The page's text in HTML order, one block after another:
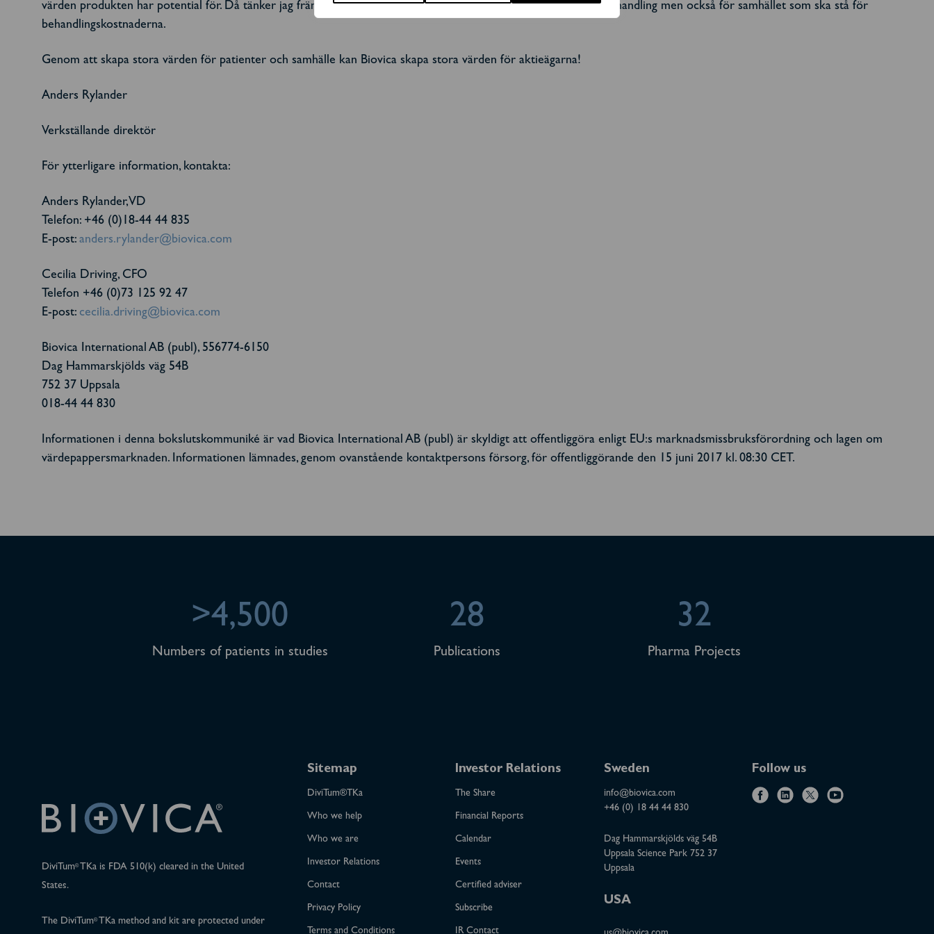
värden produkten har potential för. Då tänker jag främst på patienterna som kan få bästa möjliga effekt av sin behandling men också för samhället som ska stå för
behandlingskostnaderna.
Genom att skapa stora värden för patienter och samhälle kan Biovica skapa stora värden för aktieägarna!
Anders Rylander
Verkställande direktör
För ytterligare information, kontakta:
Anders Rylander, VD
Telefon: +46 (0)18-44 44 835
E-post: anders.rylander@biovica.com
Cecilia Driving, CFO
Telefon +46 (0)73 125 92 47
E-post: cecilia.driving@biovica.com
Biovica International AB (publ), 556774-6150
Dag Hammarskjölds väg 54B
752 37 Uppsala
018-44 44 830
Informationen i denna bokslutskommuniké är vad Biovica International AB (publ) är skyldigt att offentliggöra enligt EU:s marknadsmissbruksförordning och lagen om
värdepappersmarknaden. Informationen lämnades, genom ovanstående kontaktpersons försorg, för offentliggörande den 15 juni 2017 kl. 08:30 CET.
>4,500
Numbers of patients in studies
28
Publications
32
Pharma Projects
DiviTum®TKa is FDA 510(k) cleared in the United
States.
The DiviTum®TKa method and kit are protected under
Sitemap
DiviTum®TKa
Who we help
Who we are
Investor Relations
Contact
Privacy Policy
Terms and Conditions
Investor Relations
The Share
Financial Reports
Calendar
Events
Certified adviser
Subscribe
IR Contact
Sweden
info@biovica.com
+46 (0) 18 44 44 830
Dag Hammarskjölds väg 54B
Uppsala Science Park 752 37
Uppsala
USA
Follow us
f
l
x
y